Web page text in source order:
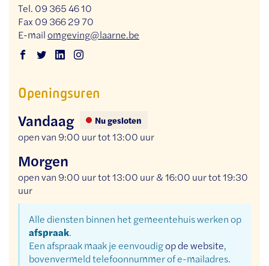
Tel. 09 365 46 10
Fax 09 366 29 70
E-
mail
omgeving@laarne.be
omgeving
omgeving
omgeving
omgeving
Openingsuren
Vandaag Nu gesloten
open van 9:00 uurtot13:00 uur
Morgen
open van 9:00 uurtot13:00 uur&16:00 uurtot19:30
uur
Alle diensten binnen het gemeentehuis werken op
afspraak.
Een afspraak maak je eenvoudigop de website,
bovenvermeld telefoonnummer of e-mailadres.